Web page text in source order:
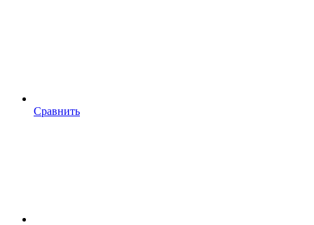
Сравнить